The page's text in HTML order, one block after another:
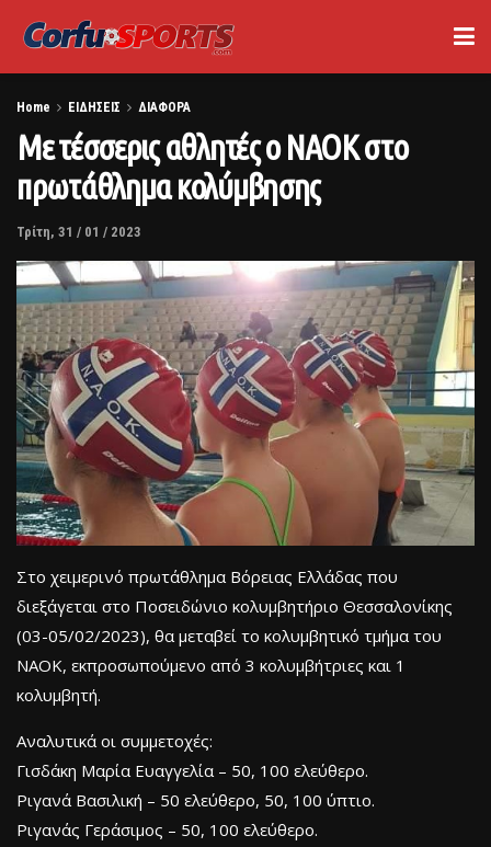
Home ΕΙΔΗΣΕΙΣ ΔΙΑΦΟΡΑ
Με τέσσερις αθλητές ο ΝΑΟΚ στο
πρωτάθλημα κολύμβησης
Τρίτη, 31 / 01 / 2023
Στο χειμερινό πρωτάθλημα Βόρειας Ελλάδας που
διεξάγεται στο Ποσειδώνιο κολυμβητήριο Θεσσαλονίκης
(03-05/02/2023), θα μεταβεί το κολυμβητικό τμήμα του
ΝΑΟΚ, εκπροσωπούμενο από 3 κολυμβήτριες και 1
κολυμβητή.
Αναλυτικά οι συμμετοχές:
Γισδάκη Μαρία Ευαγγελία – 50, 100 ελεύθερο.
Ριγανά Βασιλική – 50 ελεύθερο, 50, 100 ύπτιο.
Ριγανάς Γεράσιμος – 50, 100 ελεύθερο.